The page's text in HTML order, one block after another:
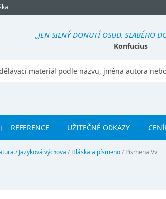
„JEN SILNÝ DONUTÍ OSUD. SLABÉHO
Konfucius
REFERENCE UŽITEČNÉ ODKAZY
/ Jazyková výchova / Hláska a písmeno/ Písmena Vv